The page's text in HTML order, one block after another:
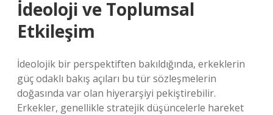
İdeoloji ve Toplumsal
Etkileşim
İdeolojik bir perspektiften bakıldığında, erkeklerin
güç odaklı bakış açıları bu tür sözleşmelerin
doğasında var olan hiyerarşiyi pekiştirebilir.
Erkekler, genellikle stratejik düşüncelerle hareket